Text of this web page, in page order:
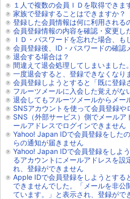
１人で複数の会員ＩＤを取得できま
家族で登録することはできますか？
登録した会員情報は何に利用される
会員登録情報の内容を確認・変更し
ＩＤ・パスワードを忘れた場合、も
会員登録後、ID・パスワードの確認
退会する場合は？
間違えて退会処理してしまいました
一度退会すると、登録できなくなり
会員登録しようとすると「既に登録
フルーツメールに入会した覚えがな
退会してもフルーツメールからメー
SNSアカウントを使って会員登録や
SNS（外部サービス）側でメールア
ールアドレスでログインできません
Yahoo! Japan IDで会員登録をした
らの通知が届きません
Yahoo! Japan IDで会員登録をしよ
るアカウントにメールアドレスを設
れ、登録ができません
Apple IDで会員登録をしようとする
できませんでした。「メールを非公
ています。」と表示され、登録がで